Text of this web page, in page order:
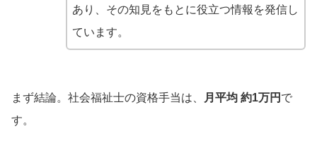
あり、その知見をもとに役立つ情報を発信し
ています。
まず結論。社会福祉士の資格手当は、 月平均 約1万円 で
す。